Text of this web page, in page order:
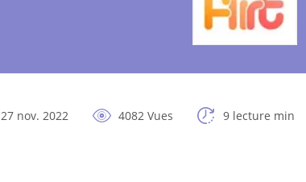
27 nov. 2022 4082 Vues 9 lecture min